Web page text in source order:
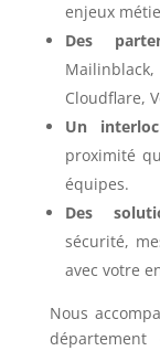
enjeux
Des
Cloudflare,
Un
proximité
équipes.
Des
sécurité,
avec votre
Nous